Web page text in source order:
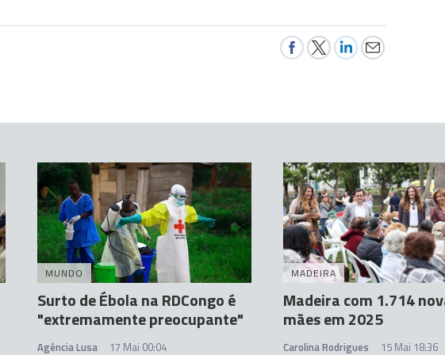
MUNDO
Surto de Ébola na RDCongo é
"extremamente preocupante"
Agência Lusa 17 Mai 00:04
MADEIRA
Madeira com 1.714
mães em 2025
Carolina Rodrigues 15 Mai 18:36